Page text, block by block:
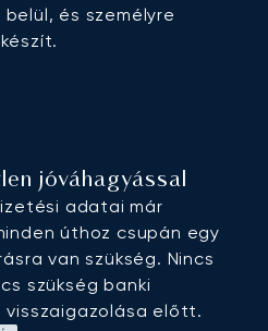
és személyre
jóváhagyással
adatai már
úthoz csupán egy
van szükség. Nincs
szükség banki
előtt.